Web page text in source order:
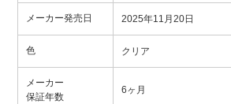
メーカー発売日 2025年11月20日
色 クリア
メーカー
保証年数
6ヶ月